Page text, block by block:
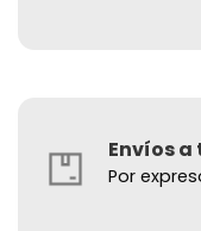
Envíos
Por